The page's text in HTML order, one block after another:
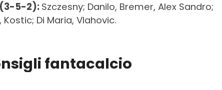
5-2): Szczesny; Danilo, Bremer, Alex Sandro;
Di Maria, Vlahovic.
fantacalcio